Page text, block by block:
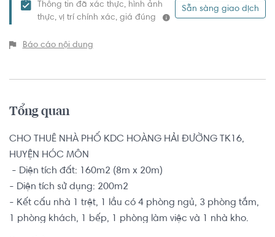
Thông tin đã xác thực, hình ảnh
thực, vị trí chính xác, giá đúng
Sẵn sàng giao dịch
Báo cáo nội dung
Tổng quan
CHO THUÊ NHÀ PHỐ KDC HOÀNG HẢI ĐƯỜNG TK16,
HUYỆN HÓC MÔN
- Diện tích sử dụng: 200m2
- Kết cấu nhà 1 trệt, 1 lầu có 4 phòng ngủ, 3 phòng tắm,
1 phòng khách, 1 bếp, 1 phòng làm việc và 1 nhà kho.